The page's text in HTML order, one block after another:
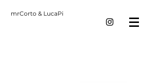
mrCorto & LucaPi